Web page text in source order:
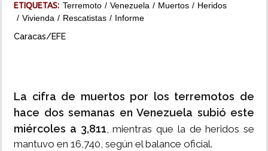
ETIQUETAS: Terremoto Venezuela Muertos
Heridos
Vivienda
Rescatistas Informe
Caracas/EFE
La cifra de muertos por los terremotos de
hace dos semanas en Venezuela subió este
miércoles a 3,811, mientras que la de heridos se
mantuvo en 16,740, según el balance oficial.